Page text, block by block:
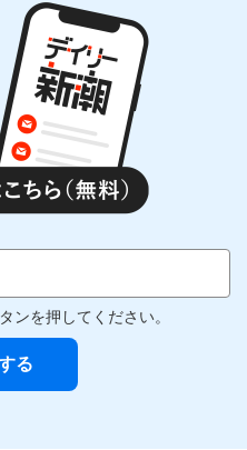
ンを押してください。